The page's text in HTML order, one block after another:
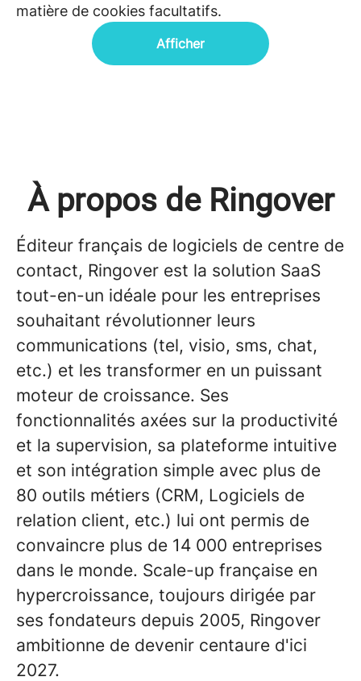
matière de cookies facultatifs.
Afficher
À propos de Ringover
Éditeur français de logiciels de centre de
contact, Ringover est la solution SaaS
tout-en-un idéale pour les entreprises
souhaitant révolutionner leurs
communications (tel, visio, sms, chat,
etc.) et les transformer en un puissant
moteur de croissance. Ses
fonctionnalités axées sur la productivité
et la supervision, sa plateforme intuitive
et son intégration simple avec plus de
80 outils métiers (CRM, Logiciels de
relation client, etc.) lui ont permis de
convaincre plus de 14 000 entreprises
dans le monde. Scale-up française en
hypercroissance, toujours dirigée par
ses fondateurs depuis 2005, Ringover
ambitionne de devenir centaure d'ici
2027.